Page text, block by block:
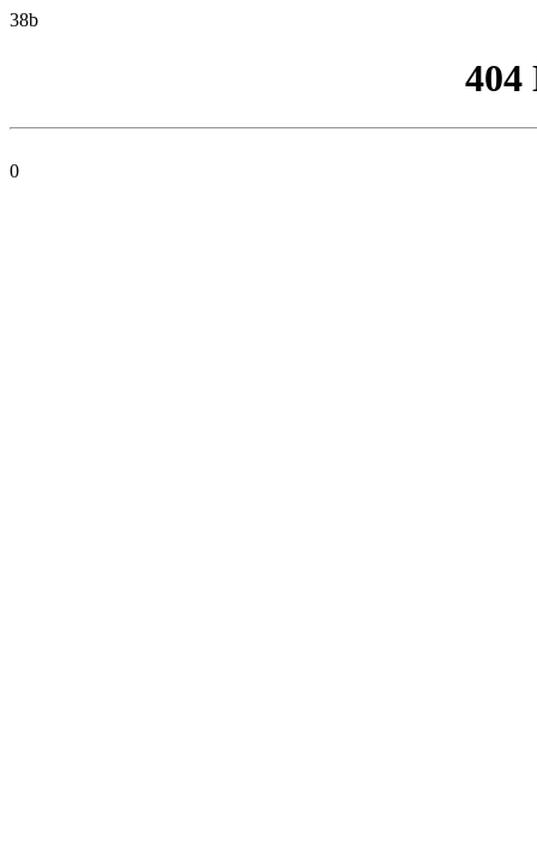
38b
404
0